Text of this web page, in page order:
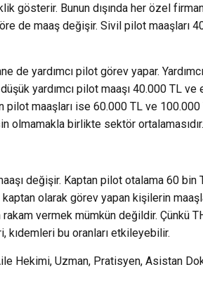
gösterir. Bunun dışında her özel
de maaş değişir. Sivil pilot maaşları
de yardımcı pilot görev yapar.
yardımcı pilot maaşı 40.000 TL
maaşları ise 60.000 TL ve 100.000
olmamakla birlikte sektör ortalamasıdır.
değişir. Kaptan pilot otalama 60 bin
olarak görev yapan kişilerin
vermek mümkün değildir. Çünkü
kıdemleri bu oranları etkileyebilir.
Hekimi, Uzman, Pratisyen, Asistan